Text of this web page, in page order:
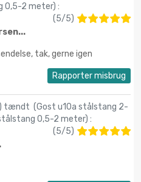
0,5-2 meter) :
(5/5)
tak, gerne igen
Rapporter misbrug
tændt (Gost u10a stålstang 2-
0,5-2 meter) :
(5/5)